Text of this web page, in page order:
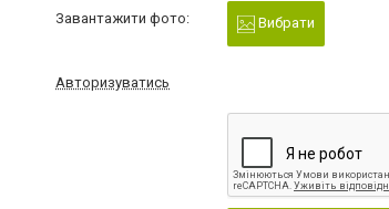
Завантажити фото: Вибрати
Авторизуватись